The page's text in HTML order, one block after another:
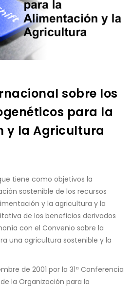
sobre los
para la
y la Agricultura
tiene como objetivos la
sostenible de los recursos
y la agricultura y la
de los beneficios derivados
con el Convenio sobre la
una agricultura sostenible y la
de 2001 por la 31ª Conferencia
la Organización para la